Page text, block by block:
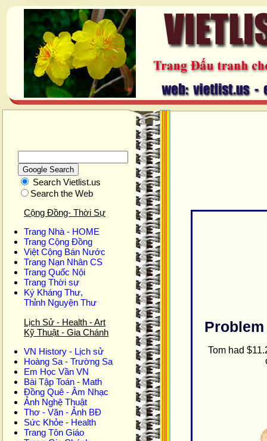
Search Vietlist.us
Search the Web
Cộng Đồng- Thời Sự
Trang Nhà - HOME
Trang Cộng Đồng
Việt Cộng Bán Nước
Trang Nạn Nhân CS
Trang Quốc Nội
Trang Thời sự
Ký Kháng Thư,
Thỉnh Nguyện Thư
Lịch Sử - Health - Art
Kỹ Thuật - Gia Chánh
VN History - Lịch sử
Hoàng Sa - Trường Sa
Em Học Vần VN
Bài Tập Toán - Math
Đồng Quê - Âm Nhạc
Ảnh Nghệ Thuật
Thơ - Văn - Ảnh BĐ
Sức Khỏe - Health
Trang Tôn Giáo
Problem
Tom had